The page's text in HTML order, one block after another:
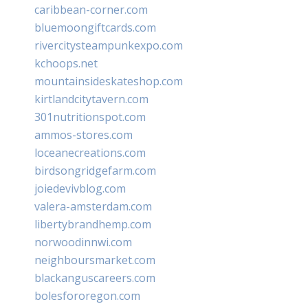
caribbean-corner.com
bluemoongiftcards.com
rivercitysteampunkexpo.com
kchoops.net
mountainsideskateshop.com
kirtlandcitytavern.com
301nutritionspot.com
ammos-stores.com
loceanecreations.com
birdsongridgefarm.com
joiedevivblog.com
valera-amsterdam.com
libertybrandhemp.com
norwoodinnwi.com
neighboursmarket.com
blackanguscareers.com
bolesfororegon.com